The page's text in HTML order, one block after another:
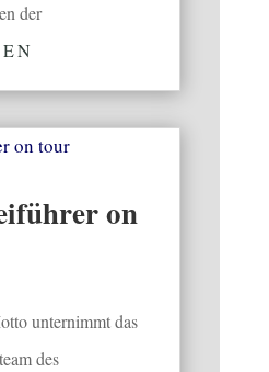
der
on
unternimmt das
des